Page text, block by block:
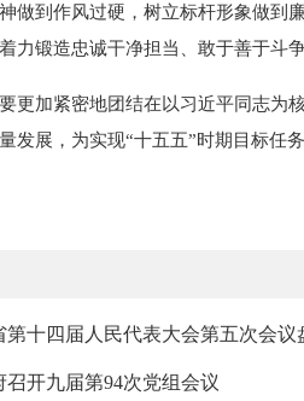
做到作风过硬，树立标杆形象做到
力锻造忠诚干净担当、敢于善于斗
更加紧密地团结在以习近平同志为
发展，为实现“十五五”时期目标任
第十四届人民代表大会第五次会
开九届第94次党组会议